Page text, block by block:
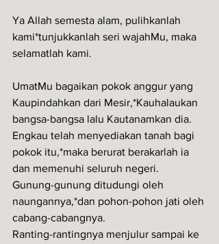
Ya Allah semesta alam, pulihkanlah
kami*tunjukkanlah seri wajahMu, maka
selamatlah kami.
UmatMu bagaikan pokok anggur yang
Kaupindahkan dari Mesir,*Kauhalaukan
bangsa-bangsa lalu Kautanamkan dia.
Engkau telah menyediakan tanah bagi
pokok itu,*maka berurat berakarlah ia
dan memenuhi seluruh negeri.
Gunung-gunung ditudungi oleh
naungannya,*dan pohon-pohon jati oleh
cabang-cabangnya.
Ranting-rantingnya menjulur sampai ke